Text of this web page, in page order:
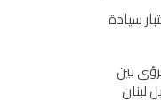
سيادة
بين
لبنان